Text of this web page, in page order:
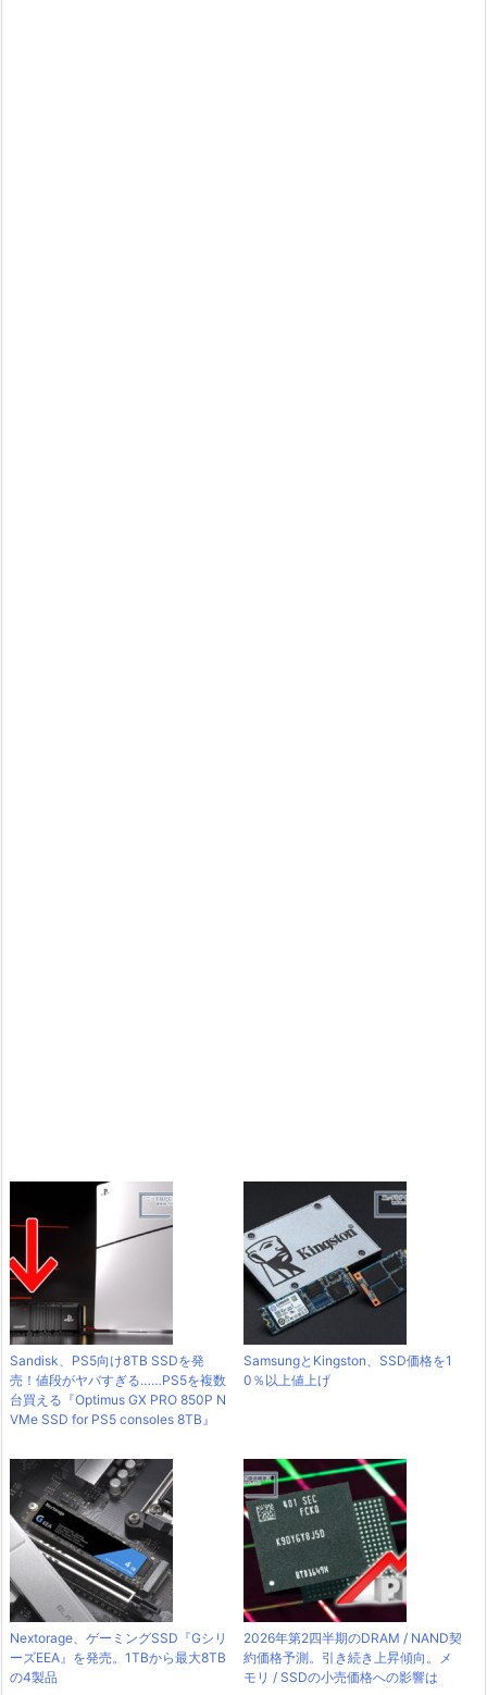
Sandisk、PS5向け8TB SSDを発
売！値段がヤバすぎる……PS5を複数
台買える『Optimus GX PRO 850P N
VMe SSD for PS5 consoles 8TB』
SamsungとKingston、SSD価格を1
0％以上値上げ
Nextorage、ゲーミングSSD『Gシリ
ーズEEA』を発売。1TBから最大8TB
の4製品
2026年第2四半期のDRAM / NAND契
約価格予測。引き続き上昇傾向。メ
モリ / SSDの小売価格への影響は